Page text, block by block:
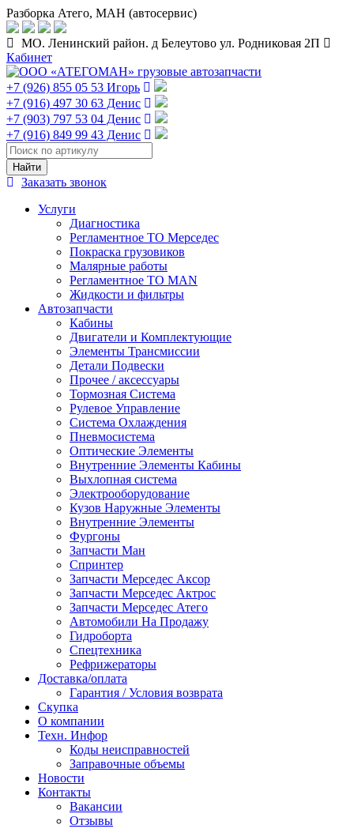
Разборка Атего, МАН (автосервис)
МО. Ленинский район. д Белеутово ул. Родниковая 2П
Кабинет
+7 (926) 855 05 53 Игорь
+7 (916) 497 30 63 Денис
+7 (903) 797 53 04 Денис
+7 (916) 849 99 43 Денис
Заказать звонок
Услуги
Диагностика
Регламентное ТО Мерседес
Покраска грузовиков
Малярные работы
Регламентное ТО MAN
Жидкости и фильтры
Автозапчасти
Кабины
Двигатели и Комплектующие
Элементы Трансмиссии
Детали Подвески
Прочее / аксессуары
Тормозная Система
Рулевое Управление
Система Охлаждения
Пневмосистема
Оптические Элементы
Внутренние Элементы Кабины
Выхлопная система
Электрооборудование
Кузов Наружные Элементы
Внутренние Элементы
Фургоны
Запчасти Ман
Спринтер
Запчасти Мерседес Аксор
Запчасти Мерседес Актрос
Запчасти Мерседес Атего
Автомобили На Продажу
Гидроборта
Спецтехника
Рефрижераторы
Доставка/оплата
Гарантия / Условия возврата
Скупка
О компании
Техн. Инфор
Коды неисправностей
Заправочные объемы
Новости
Контакты
Вакансии
Отзывы